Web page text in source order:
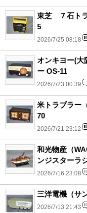
東芝 ７石ト
5
2026/7/25 08:18
オンキヨー(大
ー OS-11
2026/7/23 00:39
米トラブラー
70
2026/7/21 23:12
和光物産（
ンジスターラ
2026/7/16 23:08
三洋電機（サ
2026/7/13 21:43